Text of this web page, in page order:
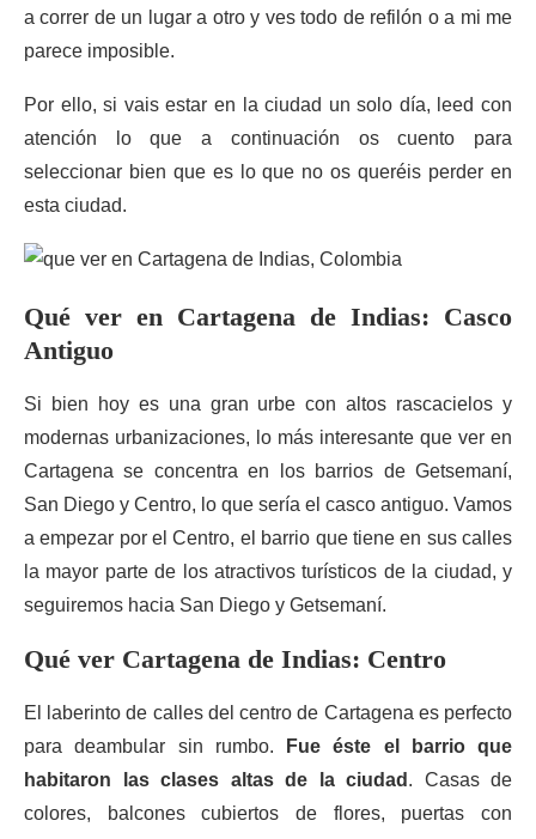
a correr de un lugar a otro y ves todo de refilón o a mi me
parece imposible.
Por ello, si vais estar en la ciudad un solo día, leed con
atención lo que a continuación os cuento para
seleccionar bien que es lo que no os queréis perder en
esta ciudad.
Qué ver en Cartagena de Indias: Casco
Antiguo
Si bien hoy es una gran urbe con altos rascacielos y
modernas urbanizaciones, lo más interesante que ver en
Cartagena se concentra en los barrios de Getsemaní,
San Diego y Centro, lo que sería el casco antiguo. Vamos
a empezar por el Centro, el barrio que tiene en sus calles
la mayor parte de los atractivos turísticos de la ciudad, y
seguiremos hacia San Diego y Getsemaní.
Qué ver Cartagena de Indias: Centro
El laberinto de calles del centro de Cartagena es perfecto
para deambular sin rumbo.
Fue éste el barrio que
habitaron las clases altas de la ciudad . Casas de
colores, balcones cubiertos de flores, puertas con